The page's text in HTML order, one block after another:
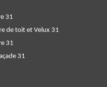
31
de toit et Velux 31
31
31